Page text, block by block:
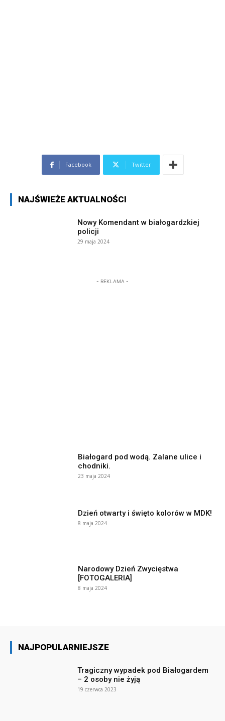
Facebook Twitter
NAJŚWIEŻE AKTUALNOŚCI
Nowy Komendant w białogardzkiej
policji
29 maja 2024
- REKLAMA -
Białogard pod wodą. Zalane ulice i
chodniki.
23 maja 2024
Dzień otwarty i święto kolorów w MDK!
8 maja 2024
Narodowy Dzień Zwycięstwa
[FOTOGALERIA]
8 maja 2024
NAJPOPULARNIEJSZE
Tragiczny wypadek pod Białogardem
– 2 osoby nie żyją
19 czerwca 2023